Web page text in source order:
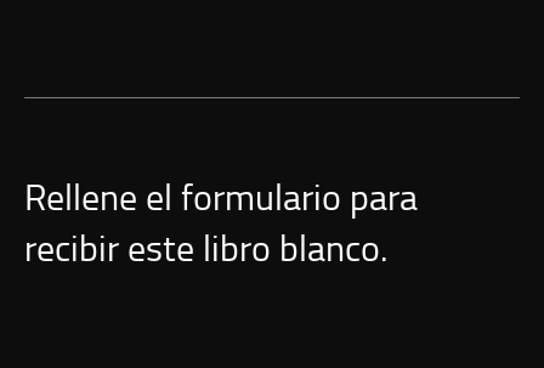
Rellene el formulario para
recibir este libro blanco.